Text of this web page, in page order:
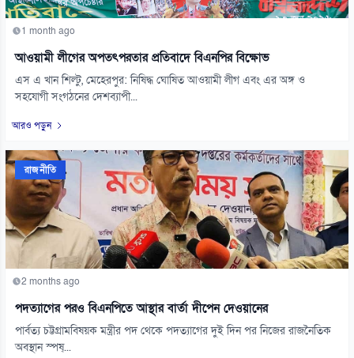
1 month ago
আওয়ামী লীগের অপতৎপরতার প্রতিবাদে বিএনপির বিক্ষোভ
এস এ খান শিল্টু, মেহেরপুর: নিষিদ্ধ ঘোষিত আওয়ামী লীগ এবং এর অঙ্গ ও
সহযোগী সংগঠনের দেশব্যাপী...
আরও পড়ুন
রাজনীতি
2 months ago
পদত্যাগের পরও বিএনপিতে আস্থার বার্তা দীপেন দেওয়ানের
পার্বত্য চট্টগ্রামবিষয়ক মন্ত্রীর পদ থেকে পদত্যাগের দুই দিন পর নিজের রাজনৈতিক
অবস্থান স্পষ্...